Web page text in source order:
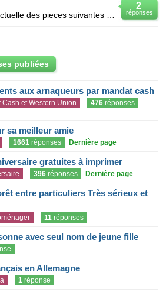
2
réponses
publiées
aux arnaqueurs par mandat cash
Cash et Western Union 476 réponses
sa meilleur amie
1661 réponses Dernière page
gratuites à imprimer
396 réponses Dernière page
entre particuliers Très sérieux et
11 réponses
avec seul nom de jeune fille
en Allemagne
1 réponse